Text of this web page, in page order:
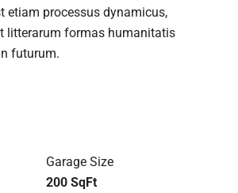
etiam processus dynamicus,
litterarum formas humanitatis
futurum.
Garage Size
200 SqFt